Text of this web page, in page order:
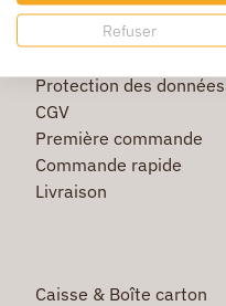
Protection des données
CGV
Première commande
Commande rapide
Livraison
Caisse & Boîte carton
Refuser